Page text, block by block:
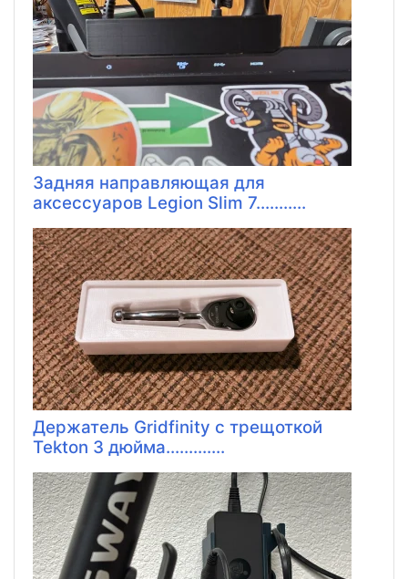
Задняя направляющая для
аксессуаров Legion Slim 7...........
Держатель Gridfinity с трещоткой
Tekton 3 дюйма.............